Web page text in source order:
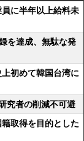
に半年以上給料未
を達成、無駄な発
初めて韓国台湾に
究者の削減不可避
取得を目的とした